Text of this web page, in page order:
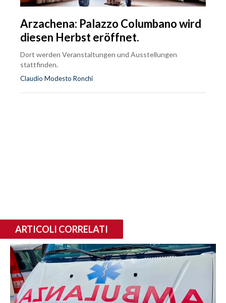
Arzachena: Palazzo Columbano wird
diesen Herbst eröffnet.
Dort werden Veranstaltungen und Ausstellungen
stattfinden.
Claudio Modesto Ronchi
ARTICOLI CORRELATI